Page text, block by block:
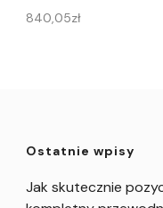
840,05zł
Ostatnie wpisy
Jak skutecznie